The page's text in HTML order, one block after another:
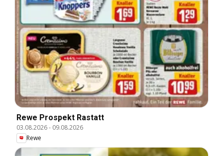
Rewe Prospekt Rastatt
03.08.2026- 09.08.2026
Rewe